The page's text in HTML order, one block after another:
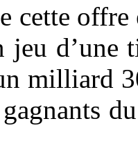
cette
jeu
milliard